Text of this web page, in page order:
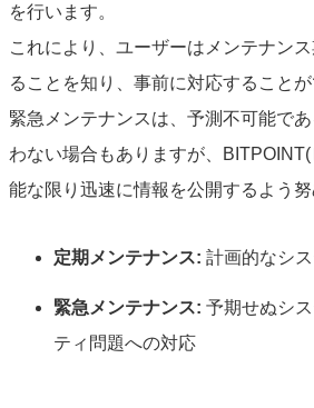
を行います。
これにより、ユーザーはメンテナン
ることを知り、事前に対応することが
緊急メンテナンスは、予測不可能で
わない場合もありますが、BITPOINT(
能な限り迅速に情報を公開するよう努
定期メンテナンス: 計画的なシ
緊急メンテナンス: 予期せぬシ
ティ問題への対応